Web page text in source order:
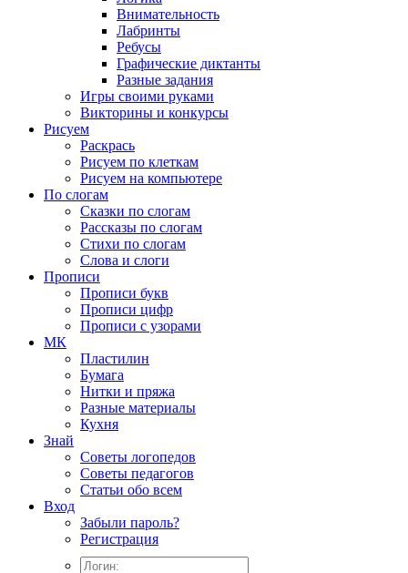
Внимательность
Лабринты
Ребусы
Графические диктанты
Разные задания
Игры своими руками
Викторины и конкурсы
Рисуем
Раскрась
Рисуем по клеткам
Рисуем на компьютере
По слогам
Сказки по слогам
Рассказы по слогам
Стихи по слогам
Слова и слоги
Прописи
Прописи букв
Прописи цифр
Прописи с узорами
МК
Пластилин
Бумага
Нитки и пряжа
Разные материалы
Кухня
Знай
Советы логопедов
Советы педагогов
Статьи обо всем
Вход
Забыли пароль?
Регистрация